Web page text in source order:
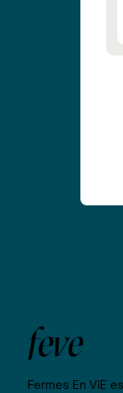
feve
Fermes En ViE